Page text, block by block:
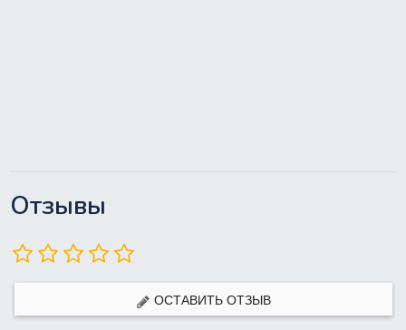
Отзывы
ОСТАВИТЬ ОТЗЫВ